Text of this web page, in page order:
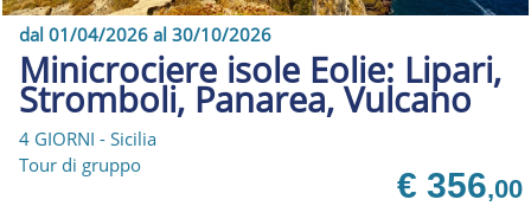
dal 01/04/2026 al 30/10/2026
Minicrociere isole Eolie: Lipari,
Stromboli, Panarea, Vulcano
4 GIORNI - Sicilia
Tour di gruppo
€ 356,00